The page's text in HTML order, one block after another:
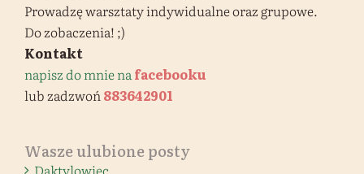
Prowadzę warsztaty indywidualne oraz grupowe.
Do zobaczenia! ;)
Kontakt
napisz do mnie nafacebooku
lub zadzwoń883642901
Wasze ulubione posty
Daktylowiec